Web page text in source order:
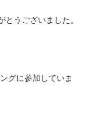
うございました。
グに参加していま